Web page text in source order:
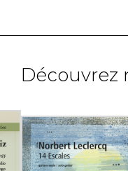
Découvrez